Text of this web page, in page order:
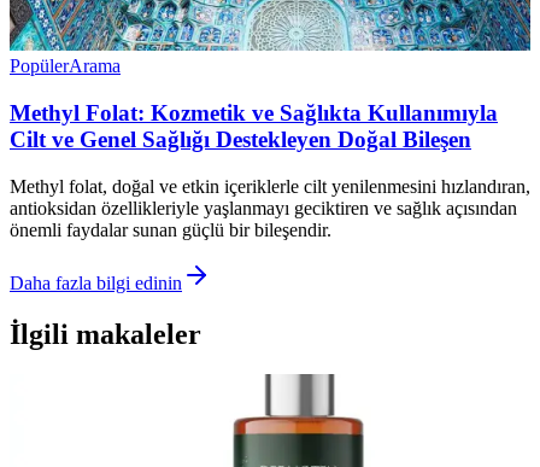
PopülerArama
Methyl Folat: Kozmetik ve Sağlıkta Kullanımıyla
Cilt ve Genel Sağlığı Destekleyen Doğal Bileşen
Methyl folat, doğal ve etkin içeriklerle cilt yenilenmesini hızlandıran,
antioksidan özellikleriyle yaşlanmayı geciktiren ve sağlık açısından
önemli faydalar sunan güçlü bir bileşendir.
Daha fazla bilgi edinin
İlgili makaleler